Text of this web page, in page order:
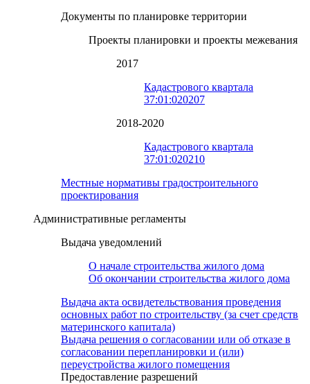
Документы по планировке территории
Проекты планировки и проекты межевания
2017
Кадастрового квартала
37:01:020207
2018-2020
Кадастрового квартала
37:01:020210
Местные нормативы градостроительного
проектирования
Административные регламенты
Выдача уведомлений
О начале строительства жилого дома
Об окончании строительства жилого дома
Выдача акта освидетельствования проведения
основных работ по строительству (за счет средств
материнского капитала)
Выдача решения о согласовании или об отказе в
согласовании перепланировки и (или)
переустройства жилого помещения
Предоставление разрешений